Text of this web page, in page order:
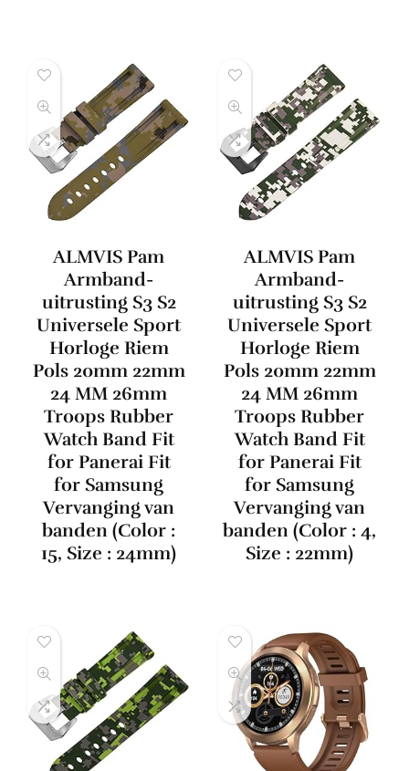
ALMVIS Pam
Armband-
uitrusting S3 S2
Universele Sport
Horloge Riem
Pols 20mm 22mm
24 MM 26mm
Troops Rubber
Watch Band Fit
for Panerai Fit
for Samsung
Vervanging van
banden (Color :
15, Size : 24mm)
ALMVIS Pam
Armband-
uitrusting S3 S2
Universele Sport
Horloge Riem
Pols 20mm 22mm
24 MM 26mm
Troops Rubber
Watch Band Fit
for Panerai Fit
for Samsung
Vervanging van
banden (Color : 4,
Size : 22mm)